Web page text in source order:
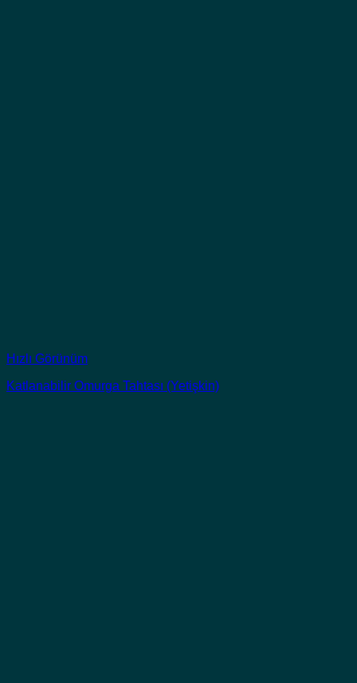
Hızlı Görünüm
Katlanabilir Omurga Tahtası (Yetişkin)